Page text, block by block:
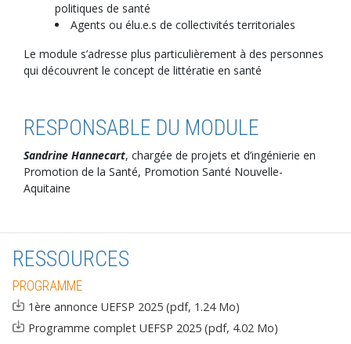
politiques de santé
Agents ou élu.e.s de collectivités territoriales
Le module s’adresse plus particulièrement à des personnes
qui découvrent le concept de littératie en santé
RESPONSABLE DU MODULE
Sandrine Hannecart, chargée de projets et d’ingénierie en
Promotion de la Santé, Promotion Santé Nouvelle-
Aquitaine
RESSOURCES
PROGRAMME
Document
1ère annonce UEFSP 2025 (pdf, 1.24 Mo)
Document
Programme complet UEFSP 2025 (pdf, 4.02 Mo)